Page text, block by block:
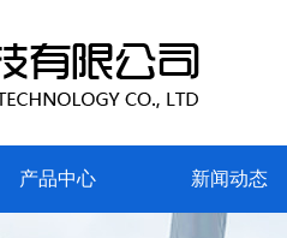
产品中心 新闻动态